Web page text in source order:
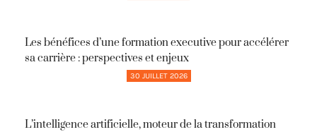
Les bénéfices d’une formation executive pour accélérer
sa carrière : perspectives et enjeux
30 JUILLET 2026
L’intelligence artificielle, moteur de la transformation